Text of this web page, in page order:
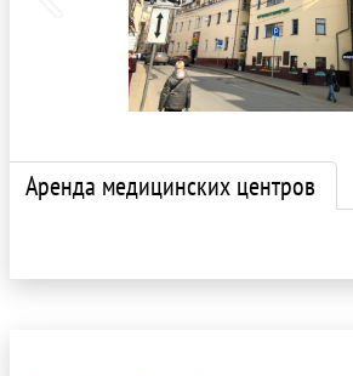
Аренда медицинских центров